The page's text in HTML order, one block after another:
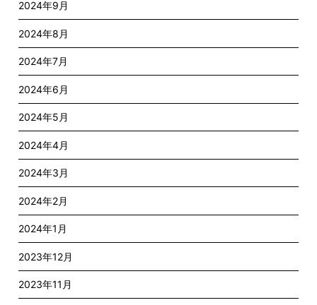
2024年9月
2024年8月
2024年7月
2024年6月
2024年5月
2024年4月
2024年3月
2024年2月
2024年1月
2023年12月
2023年11月